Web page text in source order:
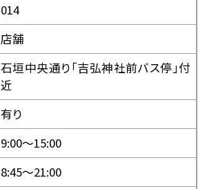
014
店舗
石垣中央通り「吉弘神社前バス停」付
近
有り
9:00〜15:00
8:45〜21:00